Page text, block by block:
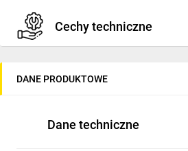
Cechy techniczne
Liczba biegunów: 3 (3P)
Znamionowa zwarciowa zdolność
DANE PRODUKTOWE
Dane techniczne